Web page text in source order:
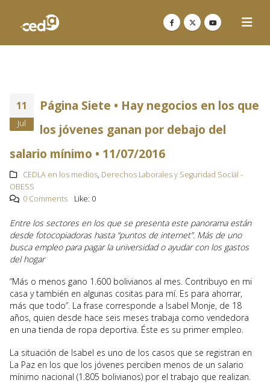
11
Jul
Página Siete • Hay negocios en los que
los jóvenes ganan por debajo del
salario mínimo • 11/07/2016
CEDLA en los medios, Derechos Laborales y Seguridad Social -
OBESS
0 Comments
Like: 0
Entre los sectores en los que se presenta este panorama están
desde fotocopiadoras hasta “puntos de internet”. Más de uno
busca empleo para pagar la universidad o ayudar con los gastos
del hogar
“Más o menos gano 1.600 bolivianos al mes. Contribuyo en mi
casa y también en algunas cositas para mí. Es para ahorrar,
más que todo”. La frase corresponde a Isabel Monje, de 18
años, quien desde hace seis meses trabaja como vendedora
en una tienda de ropa deportiva. Éste es su primer empleo.
La situación de Isabel es uno de los casos que se registran en
La Paz en los que los jóvenes perciben menos de un salario
mínimo nacional (1.805 bolivianos) por el trabajo que realizan.